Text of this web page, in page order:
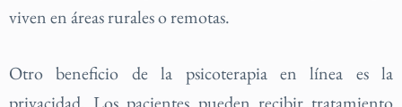
viven en áreas rurales o remotas.
Otro beneficio de la psicoterapia en línea es la